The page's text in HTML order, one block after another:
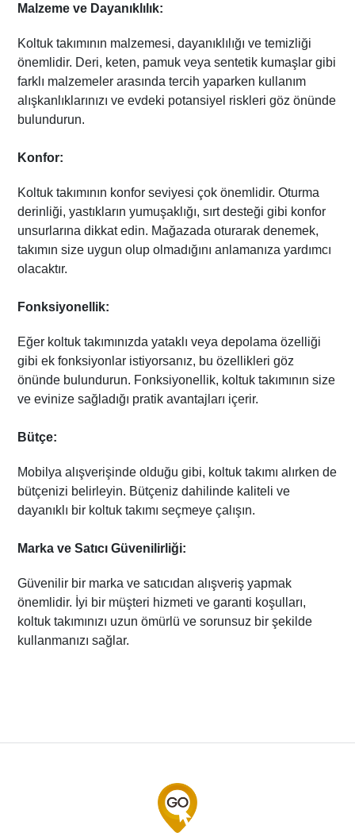
Malzeme ve Dayanıklılık:
Koltuk takımının malzemesi, dayanıklılığı ve temizliği
önemlidir. Deri, keten, pamuk veya sentetik kumaşlar gibi
farklı malzemeler arasında tercih yaparken kullanım
alışkanlıklarınızı ve evdeki potansiyel riskleri göz önünde
bulundurun.
Konfor:
Koltuk takımının konfor seviyesi çok önemlidir. Oturma
derinliği, yastıkların yumuşaklığı, sırt desteği gibi konfor
unsurlarına dikkat edin. Mağazada oturarak denemek,
takımın size uygun olup olmadığını anlamanıza yardımcı
olacaktır.
Fonksiyonellik:
Eğer koltuk takımınızda yataklı veya depolama özelliği
gibi ek fonksiyonlar istiyorsanız, bu özellikleri göz
önünde bulundurun. Fonksiyonellik, koltuk takımının size
ve evinize sağladığı pratik avantajları içerir.
Bütçe:
Mobilya alışverişinde olduğu gibi, koltuk takımı alırken de
bütçenizi belirleyin. Bütçeniz dahilinde kaliteli ve
dayanıklı bir koltuk takımı seçmeye çalışın.
Marka ve Satıcı Güvenilirliği:
Güvenilir bir marka ve satıcıdan alışveriş yapmak
önemlidir. İyi bir müşteri hizmeti ve garanti koşulları,
koltuk takımınızı uzun ömürlü ve sorunsuz bir şekilde
kullanmanızı sağlar.